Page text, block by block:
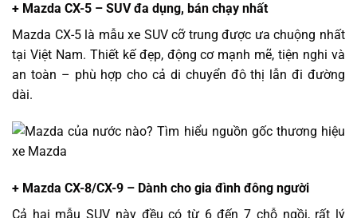
+ Mazda CX-5 – SUV đa dụng, bán chạy nhất
Mazda CX-5 là mẫu xe SUV cỡ trung được ưa chuộng nhất
tại Việt Nam. Thiết kế đẹp, động cơ mạnh mẽ, tiện nghi và
an toàn – phù hợp cho cả di chuyển đô thị lẫn đi đường
dài.
+ Mazda CX-8/CX-9 – Dành cho gia đình đông người
Cả hai mẫu SUV này đều có từ 6 đến 7 chỗ ngồi, rất lý